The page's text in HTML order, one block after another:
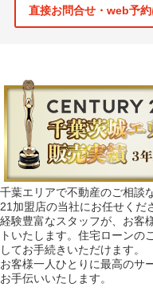
直接お問合せ・web予
千葉エリアで不動産のご相談
21加盟店の当社にお任せくだ
経験豊富なスタッフが、お客
トいたします。住宅ローンの
してお手続きいただけます。
お客様一人ひとりに最高のサ
お手伝いいたします。